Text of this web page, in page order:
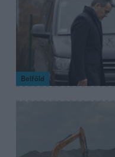
Belföld